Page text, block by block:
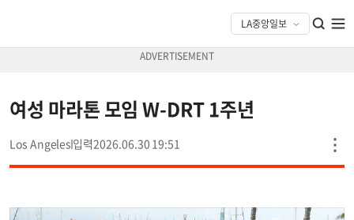
여성 마라톤 모임 W-DRT 1주년
Los Angeles 2026.06.30 19:51